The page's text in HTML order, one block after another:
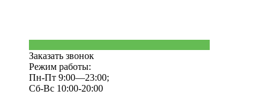
Заказать звонок
Режим работы:
Пн-Пт 9:00—23:00;
Сб-Вс 10:00-20:00